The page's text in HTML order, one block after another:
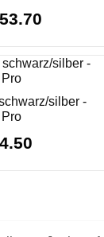
silber -